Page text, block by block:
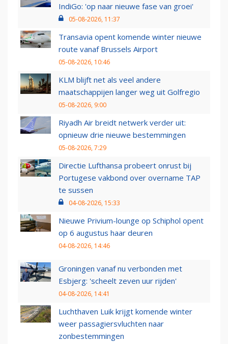
IndiGo: 'op naar nieuwe fase van groei'
05-08-2026, 11:37
Transavia opent komende winter nieuwe
route vanaf Brussels Airport
05-08-2026, 10:46
KLM blijft net als veel andere
maatschappijen langer weg uit Golfregio
05-08-2026, 9:00
Riyadh Air breidt netwerk verder uit:
opnieuw drie nieuwe bestemmingen
05-08-2026, 7:29
Directie Lufthansa probeert onrust bij
Portugese vakbond over overname TAP
te sussen
04-08-2026, 15:33
Nieuwe Privium-lounge op Schiphol opent
op 6 augustus haar deuren
04-08-2026, 14:46
Groningen vanaf nu verbonden met
Esbjerg: 'scheelt zeven uur rijden'
04-08-2026, 14:41
Luchthaven Luik krijgt komende winter
weer passagiersvluchten naar
zonbestemmingen